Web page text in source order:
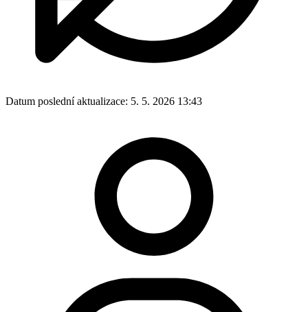
Datum poslední aktualizace: 5. 5. 2026 13:43